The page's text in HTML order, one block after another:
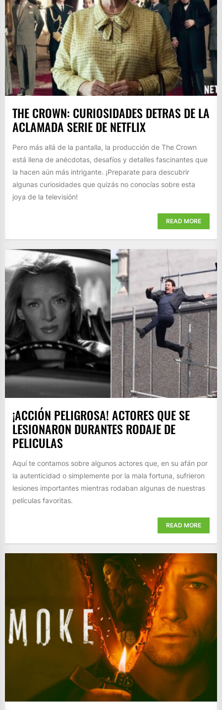
THE CROWN: CURIOSIDADES DETRAS DE LA
ACLAMADA SERIE DE NETFLIX
Pero más allá de la pantalla, la producción de The Crown
está llena de anécdotas, desafíos y detalles fascinantes que
la hacen aún más intrigante. ¡Preparate para descubrir
algunas curiosidades que quizás no conocías sobre esta
joya de la televisión!
READ MORE
¡ACCIÓN PELIGROSA! ACTORES QUE SE
LESIONARON DURANTES RODAJE DE
PELICULAS
Aquí te contamos sobre algunos actores que, en su afán por
la autenticidad o simplemente por la mala fortuna, sufrieron
lesiones importantes mientras rodaban algunas de nuestras
películas favoritas.
READ MORE